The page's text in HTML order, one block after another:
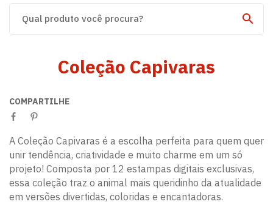
Coleção Capivaras
COMPARTILHE
A Coleção Capivaras é a escolha perfeita para quem quer
unir tendência, criatividade e muito charme em um só
projeto! Composta por 12 estampas digitais exclusivas,
essa coleção traz o animal mais queridinho da atualidade
em versões divertidas, coloridas e encantadoras.